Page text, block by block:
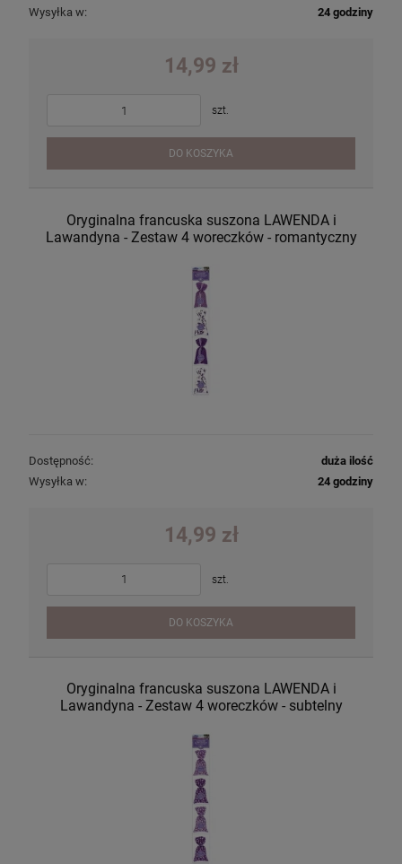
Wysyłka w:
24 godziny
14,99 zł
szt.
DO KOSZYKA
Oryginalna francuska suszona LAWENDA i
Lawandyna - Zestaw 4 woreczków - romantyczny
Dostępność:
duża ilość
Wysyłka w:
24 godziny
14,99 zł
szt.
DO KOSZYKA
Oryginalna francuska suszona LAWENDA i
Lawandyna - Zestaw 4 woreczków - subtelny